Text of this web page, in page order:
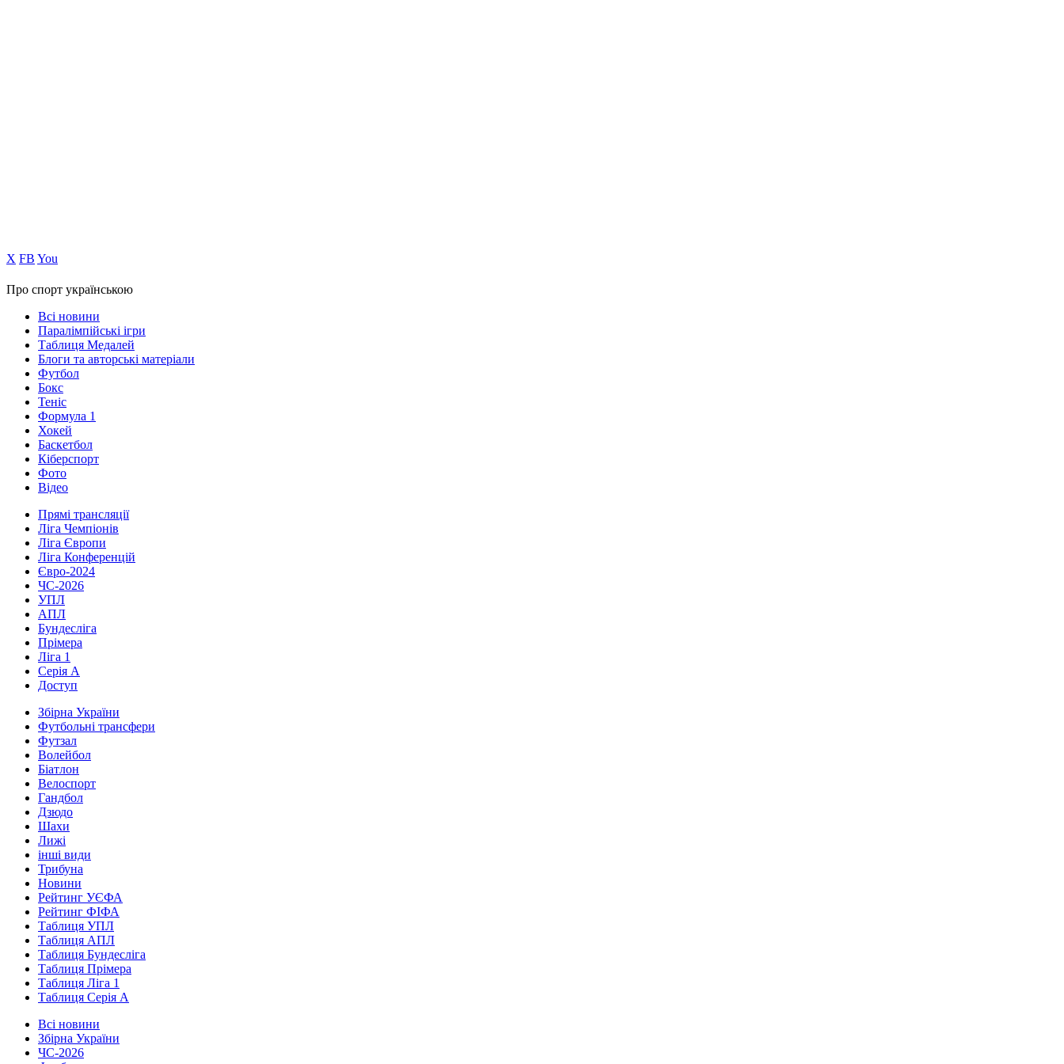
Х FB You
Про спорт українською
Всі новини
Паралімпійські ігри
Таблиця Медалей
Блоги та авторські матеріали
Футбол
Бокс
Теніс
Формула 1
Хокей
Баскетбол
Кіберспорт
Фото
Відео
Прямі трансляції
Ліга Чемпіонів
Ліга Європи
Ліга Конференцій
Євро-2024
ЧС-2026
УПЛ
АПЛ
Бундесліга
Прімера
Ліга 1
Серія А
Доступ
Збірна України
Футбольні трансфери
Футзал
Волейбол
Біатлон
Велоспорт
Гандбол
Дзюдо
Шахи
Лижі
інші види
Трибуна
Новини
Рейтинг УЄФА
Рейтинг ФІФА
Таблиця УПЛ
Таблиця АПЛ
Таблиця Бундесліга
Таблиця Прімера
Таблиця Ліга 1
Таблиця Серія А
Всі новини
Збірна України
ЧС-2026